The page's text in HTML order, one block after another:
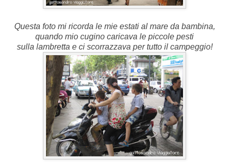
Questa foto mi ricorda le mie estati al mare da bambina,
quando mio cugino caricava le piccole pesti
sulla lambretta e ci scorrazzava per tutto il campeggio!